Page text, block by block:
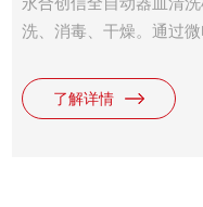
洗、消毒、干燥。通过
度、时间并配以的清洗
电路板等物品的内外表
清洗机北广泛应用于制
厂、化工企业、电子企
了解详情